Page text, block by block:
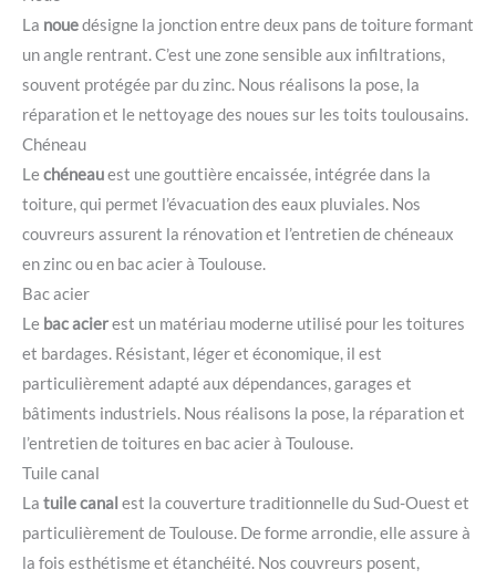
La nouedésigne la jonction entre deux pans de toiture formant
un angle rentrant. C’est une zone sensible aux infiltrations,
souvent protégée par du zinc. Nous réalisons la pose, la
réparation et le nettoyage des noues sur les toits toulousains.
Chéneau
Lechéneauest une gouttière encaissée, intégrée dans la
toiture, qui permet l’évacuation des eaux pluviales. Nos
couvreurs assurent la rénovation et l’entretien de chéneaux
en zinc ou en bac acier à Toulouse.
Bac acier
Le bac acierest un matériau moderne utilisé pour les toitures
et bardages. Résistant, léger et économique, il est
particulièrement adapté aux dépendances, garages et
bâtiments industriels. Nous réalisons la pose, la réparation et
l’entretien de toitures en bac acier à Toulouse.
Tuile canal
La tuile canal est la couverture traditionnelle du Sud-Ouest et
particulièrement de Toulouse. De forme arrondie, elle assure à
la fois esthétisme et étanchéité. Nos couvreurs posent,